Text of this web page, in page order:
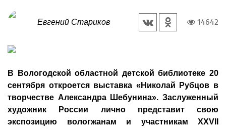
Евгений Стариков 14642
В Вологодской областной детской библиотеке 20
сентября откроется выставка «Николай Рубцов в
творчестве Александра Шебунина». Заслуженный
художник России лично представит свою
экспозицию вологжанам и участникам XХVII